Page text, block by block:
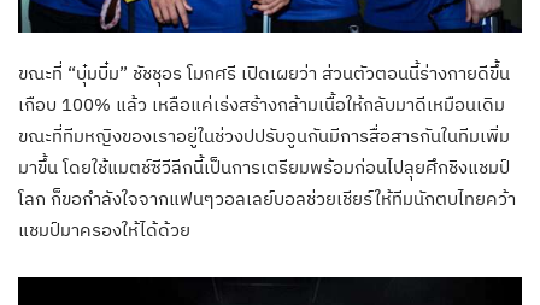
ขณะที่ “บุ๋มบิ๋ม” ชัชชุอร โมกศรี เปิดเผยว่า ส่วนตัวตอนนี้ร่างกายดีขึ้น
เกือบ 100% แล้ว เหลือแค่เร่งสร้างกล้ามเนื้อให้กลับมาดีเหมือนเดิม
ขณะที่ทีมหญิงของเราอยู่ในช่วงปปรับจูนกันมีการสื่อสารกันในทีมเพิ่ม
มาขึ้น โดยใช้แมตช์ซีวีลีกนี้เป็นการเตรียมพร้อมก่อนไปลุยศึกชิงแชมป์
โลก ก็ขอกำลังใจจากแฟนๆวอลเลย์บอลช่วยเชียร์ให้ทีมนักตบไทยคว้า
แชมป์มาครองให้ได้ด้วย